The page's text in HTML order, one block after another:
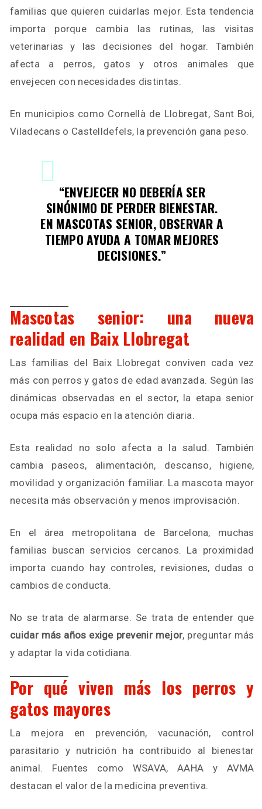
familias que quieren cuidarlas mejor. Esta tendencia
importa porque cambia las rutinas, las visitas
veterinarias y las decisiones del hogar. También
afecta a perros, gatos y otros animales que
envejecen con necesidades distintas.
En municipios como Cornellà de Llobregat, Sant Boi,
Viladecans o Castelldefels, la prevención gana peso.
“ENVEJECER NO DEBERÍA SER
SINÓNIMO DE PERDER BIENESTAR.
EN MASCOTAS SENIOR, OBSERVAR A
TIEMPO AYUDA A TOMAR MEJORES
DECISIONES.”
Mascotas senior: una nueva
realidad en Baix Llobregat
Las familias del Baix Llobregat conviven cada vez
más con perros y gatos de edad avanzada. Según las
dinámicas observadas en el sector, la etapa senior
ocupa más espacio en la atención diaria.
Esta realidad no solo afecta a la salud. También
cambia paseos, alimentación, descanso, higiene,
movilidad y organización familiar. La mascota mayor
necesita más observación y menos improvisación.
En el área metropolitana de Barcelona, muchas
familias buscan servicios cercanos. La proximidad
importa cuando hay controles, revisiones, dudas o
cambios de conducta.
No se trata de alarmarse. Se trata de entender que
cuidar más años exige prevenir mejor, preguntar más
y adaptar la vida cotidiana.
Por qué viven más los perros y
gatos mayores
La mejora en prevención, vacunación, control
parasitario y nutrición ha contribuido al bienestar
animal. Fuentes como WSAVA, AAHA y AVMA
destacan el valor de la medicina preventiva.